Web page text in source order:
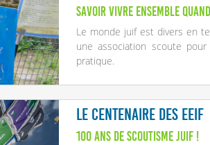
Savoir vivre ensemble
Le monde juif est divers en
une association scoute
pratique.
Le centenaire des EEIF
100 ans de scoutisme juif !